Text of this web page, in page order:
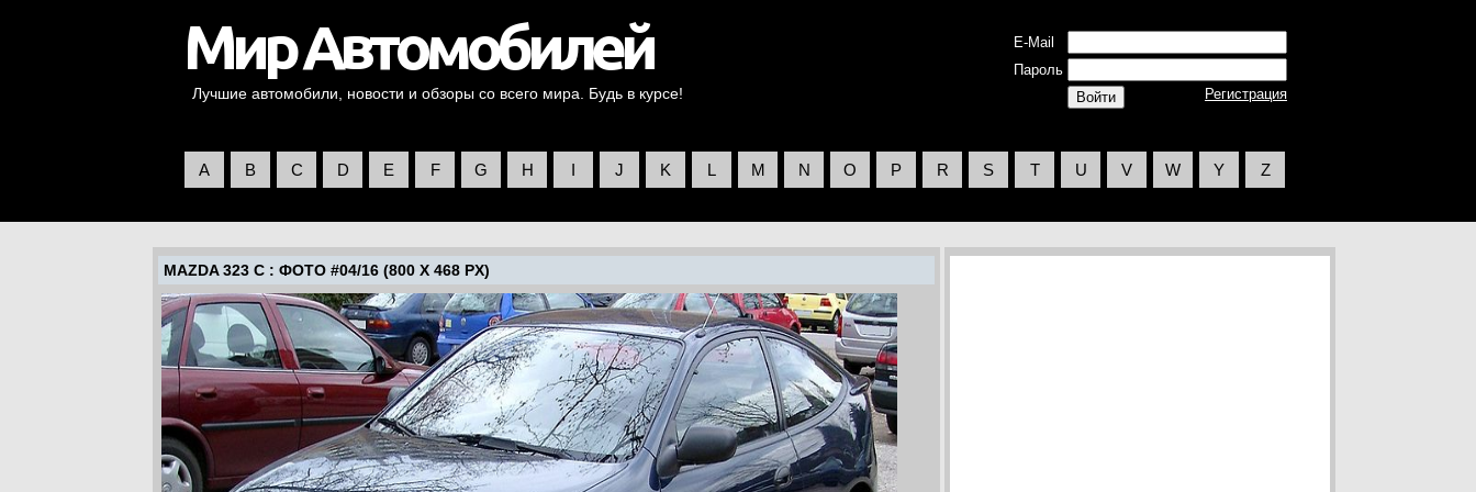
Лучшие автомобили, новости и обзоры со всего мира. Будь в курсе!
E-Mail
Пароль
Регистрация
A B C D E F G H I J K L M N O P R S T U V W Y Z
MAZDA 323 C: ФОТО #04/16 (800 X 468 PX)